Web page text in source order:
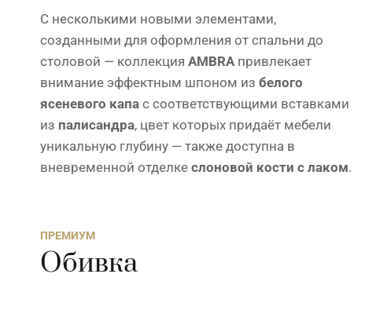
С несколькими новыми элементами,
созданными для оформления от спальни до
столовой — коллекция AMBRAпривлекает
внимание эффектным шпоном из белого
ясеневого капа с соответствующими вставками
из палисандра, цвет которых придаёт мебели
уникальную глубину — также доступна в
вневременной отделке слоновой кости с лаком.
ПРЕМИУМ
Обивка